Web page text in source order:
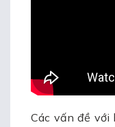
Các vấn đề với